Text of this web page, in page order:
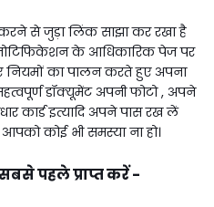
से जुड़ा लिंक साझा कर रखा है
के आधिकारिक पेज पर
का पालन करते हुए अपना
डॉक्यूमेंट अपनी फोटो , अपने
कार्ड इत्यादि अपने पास रख लें
कोई भी समस्या ना हो।
पहले प्राप्त करें -